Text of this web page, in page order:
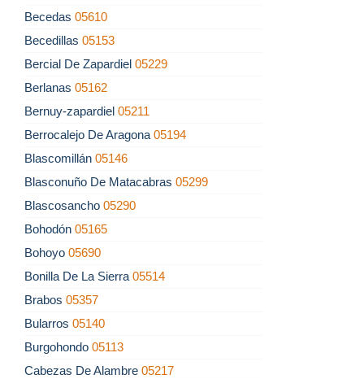
Becedas 05610
Becedillas 05153
Bercial De Zapardiel 05229
Berlanas 05162
Bernuy-zapardiel 05211
Berrocalejo De Aragona 05194
Blascomillán 05146
Blasconuño De Matacabras 05299
Blascosancho 05290
Bohodón 05165
Bohoyo 05690
Bonilla De La Sierra 05514
Brabos 05357
Bularros 05140
Burgohondo 05113
Cabezas De Alambre 05217